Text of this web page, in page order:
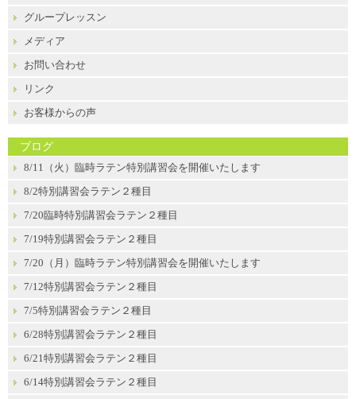
グループレッスン
メディア
お問い合わせ
リンク
お客様からの声
ブログ
8/11（火）臨時ラテン特別講習会を開催いたします
8/2特別講習会ラテン２種目
7/20臨時特別講習会ラテン２種目
7/19特別講習会ラテン２種目
7/20（月）臨時ラテン特別講習会を開催いたします
7/12特別講習会ラテン２種目
7/5特別講習会ラテン２種目
6/28特別講習会ラテン２種目
6/21特別講習会ラテン２種目
6/14特別講習会ラテン２種目